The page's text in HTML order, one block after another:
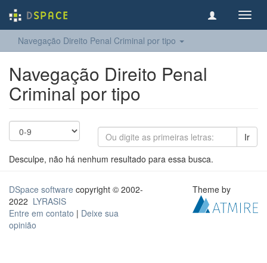
Navegação Direito Penal Criminal por tipo
Navegação Direito Penal
Criminal por tipo
Ir
Desculpe, não há nenhum resultado para essa busca.
DSpace software copyright © 2002-
2022 LYRASIS
Entre em contato | Deixe sua
opinião
Theme by